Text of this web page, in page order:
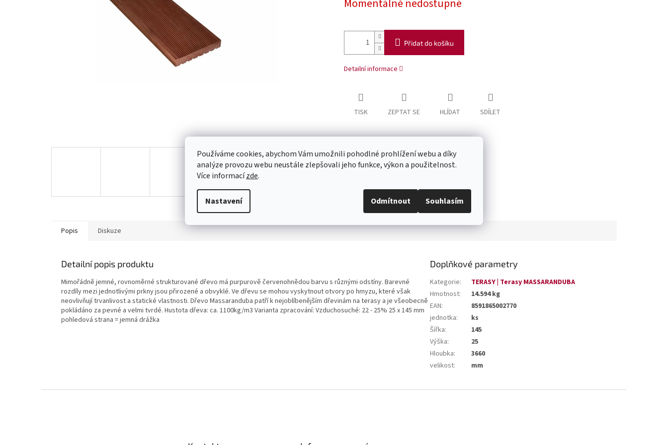
Používáme cookies, abychom Vám umožnili pohodlné prohlížení webu a díky
analýze provozu webu neustále zlepšovali jeho funkce, výkon a použitelnost.
Více informacízde.
Nastavení Odmítnout Souhlasím
Momentálně nedostupné
Přidat do košíku
Detailní informace
TISK ZEPTAT SE HLÍDAT SDÍLET
Popis Diskuze
Detailní popis produktu
Mimořádně jemné, rovnoměrné strukturované dřevo má purpurově červenohnědou barvu s různými odstíny. Barevné
rozdíly mezi jednotlivými prkny jsou přirozené a obvyklé. Ve dřevu se mohou vyskytnout otvory po hmyzu, které však
neovlivňují trvanlivost a statické vlastnosti. Dřevo Massaranduba patří k nejoblíbenějším dřevinám na terasy a je všeobecně
pokládáno za pevné a velmi tvrdé. Hustota dřeva: ca. 1100kg/m3 Varianta zpracování: Vzduchosuché: 22 - 25% 25 x 145 mm
pohledová strana = jemná drážka
Doplňkové parametry
Kategorie:
TERASY | Terasy MASSARANDUBA
Hmotnost:
14.594 kg
EAN:
8591865002770
jednotka:
ks
Šířka:
145
Výška:
25
Hloubka:
3660
velikost: mm